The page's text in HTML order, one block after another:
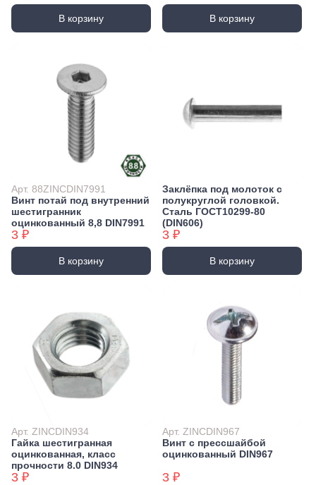
В корзину В корзину
Арт. 88ZINCDIN7991
Винт потай под внутренний
шестигранник
оцинкованный 8,8 DIN7991
3 ₽
В корзину
Заклёпка под молоток с
полукруглой головкой.
Сталь ГОСТ10299-80
(DIN606)
3 ₽
В корзину
Арт. ZINCDIN934
Гайка шестигранная
оцинкованная, класс
прочности 8.0 DIN934
3 ₽
Арт. ZINCDIN967
Винт с прессшайбой
оцинкованный DIN967
3 ₽